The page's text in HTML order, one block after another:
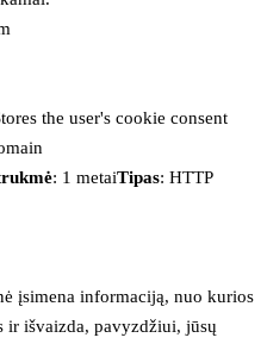
the user's cookie consent
: 1 metaiTipas: HTTP
įsimena informaciją, nuo kurios
ir išvaizda, pavyzdžiui, jūsų